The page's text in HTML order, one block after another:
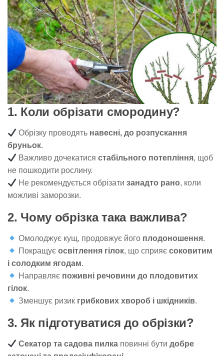
1. Коли обрізати смородину?
Обрізку проводять навесні, до розпускання
бруньок.
Важливо дочекатисястабільного потепління, щоб
не пошкодити рослину.
Не рекомендується обрізатизанадто рано, коли
можливі заморозки.
2. Чому обрізка така важлива?
Омолоджує кущ, продовжує його плодоношення.
Покращуєосвітлення гілок, що сприяєсоковитим
і солодким ягодам.
Направляє поживні речовини до плодовитих
гілок.
Зменшує ризик грибкових хвороб і шкідників.
3. Як підготуватися до обрізки?
Секатор та садова пилка повинні бутидобре